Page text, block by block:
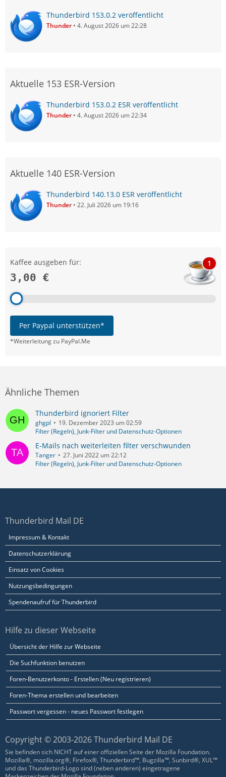
Thunderbird 153.0.2 veröffentlicht
Thunder 4. August 2026 um 22:28
Aktuelle 153 ESR-Version
Thunderbird 153.0.2 ESR veröffentlicht
Thunder 4. August 2026 um 22:34
Aktuelle 140 ESR-Version
Thunderbird 140.13.0 ESR veröffentlicht
Thunder 22. Juli 2026 um 19:16
Kaffee ausgeben für:
3,00 €
1
Per Paypal unterstützen*
*Weiterleitung zu PayPal.Me
Ähnliche Themen
Thunderbird ignoriert Filter
ghgpl
19. Dezember 2023 um 02:59
Filter (Regeln), Junk-Filter und Datenschutz-Optionen
E-Mails nach weiterleiten filter verschwunden
Tanger
27. Juni 2022 um 22:12
Filter (Regeln), Junk-Filter und Datenschutz-Optionen
Thunderbird Mail DE
Impressum & Kontakt
Datenschutzerklärung
Einsatz von Cookies
Nutzungsbedingungen
Spendenaufruf für Thunderbird
Hilfe zu dieser Webseite
Übersicht der Hilfe zur Webseite
Die Suchfunktion benutzen
Foren-Benutzerkonto - Erstellen (Neu registrieren)
Foren-Thema erstellen und bearbeiten
Passwort vergessen - neues Passwort festlegen
Copyright © 2003-2026 Thunderbird Mail DE
Sie befinden sich NICHT auf einer offiziellen Seite der Mozilla Foundation.
Mozilla®, mozilla.org®, Firefox®, Thunderbird™, Bugzilla™, Sunbird®, XUL™
und das Thunderbird-Logo sind (neben anderen) eingetragene